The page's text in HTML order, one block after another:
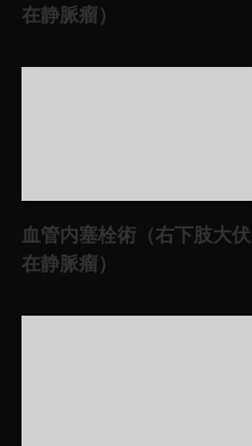
在静脈瘤）
血管内塞栓術（右下肢大伏
在静脈瘤）